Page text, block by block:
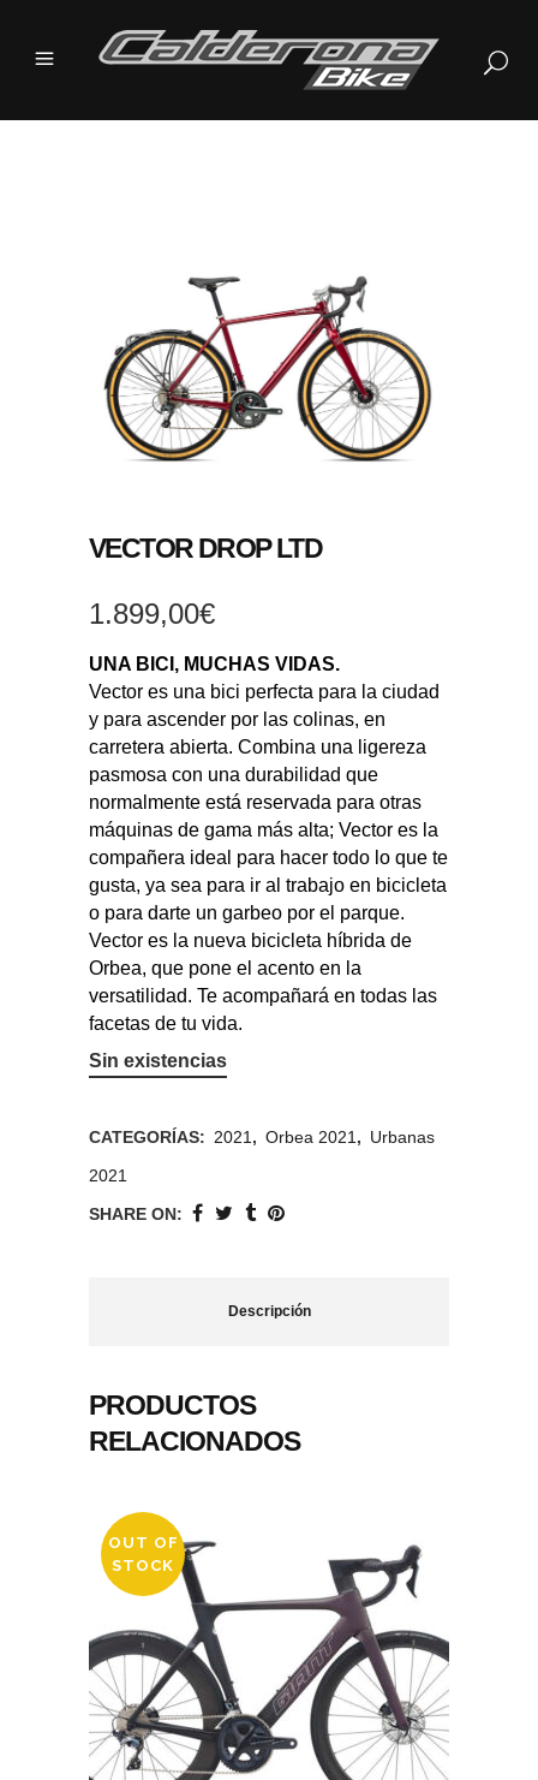
VECTOR DROP LTD
1.899,00€
UNA BICI, MUCHAS VIDAS.
Vector es una bici perfecta para la ciudad
y para ascender por las colinas, en
carretera abierta. Combina una ligereza
pasmosa con una durabilidad que
normalmente está reservada para otras
máquinas de gama más alta; Vector es la
compañera ideal para hacer todo lo que te
gusta, ya sea para ir al trabajo en bicicleta
o para darte un garbeo por el parque.
Vector es la nueva bicicleta híbrida de
Orbea, que pone el acento en la
versatilidad. Te acompañará en todas las
facetas de tu vida.
Sin existencias
CATEGORÍAS: 2021 , Orbea 2021 , Urbanas
2021
SHARE ON:
Descripción
PRODUCTOS
RELACIONADOS
OUT OF
STOCK